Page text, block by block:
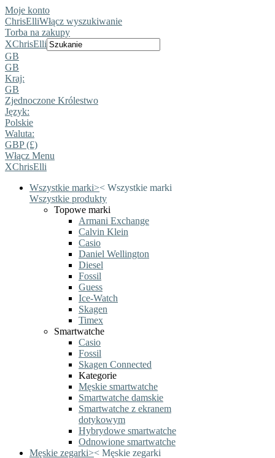
Moje konto
ChrisElliWłącz wyszukiwanie
Torba na zakupy
XChrisElli
GB
GB
Kraj:
GB
Zjednoczone Królestwo
Język:
Polskie
Waluta:
GBP (£)
Włącz Menu
XChrisElli
Wszystkie marki>< Wszystkie marki
Wszystkie produkty
Topowe marki
Armani Exchange
Calvin Klein
Casio
Daniel Wellington
Diesel
Fossil
Guess
Ice-Watch
Skagen
Timex
Smartwatche
Casio
Fossil
Skagen Connected
Kategorie
Męskie smartwatche
Smartwatche damskie
Smartwatche z ekranem
dotykowym
Hybrydowe smartwatche
Odnowione smartwatche
Męskie zegarki>< Męskie zegarki